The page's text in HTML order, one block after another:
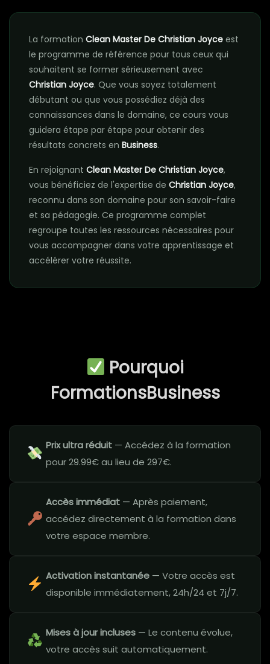
La formation Clean Master De Christian Joyce est
le programme de référence pour tous ceux qui
souhaitent se former sérieusement avec
Christian Joyce. Que vous soyez totalement
débutant ou que vous possédiez déjà des
connaissances dans le domaine, ce cours vous
guidera étape par étape pour obtenir des
résultats concrets en Business.
En rejoignant Clean Master De Christian Joyce,
vous bénéficiez de l'expertise de Christian Joyce,
reconnu dans son domaine pour son savoir-faire
et sa pédagogie. Ce programme complet
regroupe toutes les ressources nécessaires pour
vous accompagner dans votre apprentissage et
accélérer votre réussite.
Pourquoi
FormationsBusiness
Prix ultra réduit — Accédez à la formation
pour 29.99€ au lieu de 297€.
Accès immédiat — Après paiement,
accédez directement à la formation dans
votre espace membre.
Activation instantanée — Votre accès est
disponible immédiatement, 24h/24 et 7j/7.
Mises à jour incluses — Le contenu évolue,
votre accès suit automatiquement.